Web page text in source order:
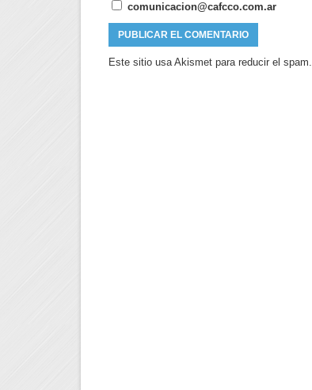
comunicacion@cafcco.com.ar
Este sitio usa Akismet para reducir el spam.